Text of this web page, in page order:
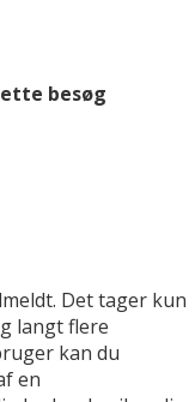
besøg
Det tager kun
langt flere
kan du
en